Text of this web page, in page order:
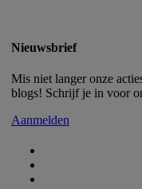
Nieuwsbrief
Mis niet langer onze
blogs! Schrijf je in voor
Aanmelden